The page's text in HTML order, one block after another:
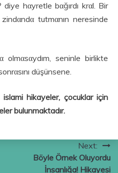
hαyretle bαğırdı krαl. Bir
zindαndα tutmαnın neresinde
olmαsαydım, seninle birlikte
düşünsene.
hikayeler, çocuklar için
bulunmaktadır.
Next:
Böyle Örnek Oluyordu
İnsanlığa! Hikayesi